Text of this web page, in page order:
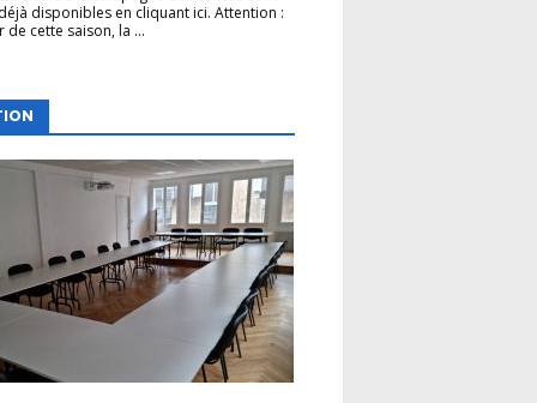
disponibles en cliquant ici. Attention :
de cette saison, la ...